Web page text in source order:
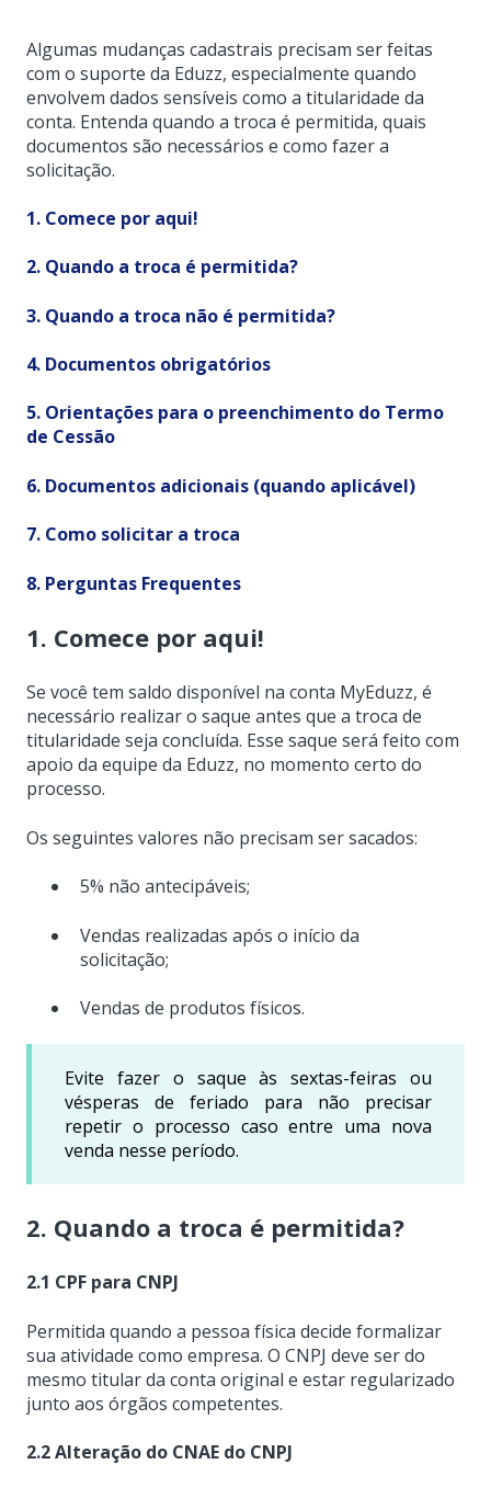
Algumas mudanças cadastrais precisam ser feitas
com o suporte da Eduzz, especialmente quando
envolvem dados sensíveis como a titularidade da
conta. Entenda quando a troca é permitida, quais
documentos são necessários e como fazer a
solicitação.
1. Comece por aqui!
2. Quando a troca é permitida?
3. Quando a troca não é permitida?
4. Documentos obrigatórios
5. Orientações para o preenchimento do Termo
de Cessão
6. Documentos adicionais (quando aplicável)
7. Como solicitar a troca
8. Perguntas Frequentes
1. Comece por aqui!
Se você tem saldo disponível na conta MyEduzz, é
necessário realizar o saque antes que a troca de
titularidade seja concluída. Esse saque será feito com
apoio da equipe da Eduzz, no momento certo do
processo.
Os seguintes valores não precisam ser sacados:
5% não antecipáveis;
Vendas realizadas após o início da
solicitação;
Vendas de produtos físicos.
Evite fazer o saque às sextas-feiras ou
vésperas de feriado para não precisar
repetir o processo caso entre uma nova
venda nesse período.
2. Quando a troca é permitida?
2.1 CPF para CNPJ
Permitida quando a pessoa física decide formalizar
sua atividade como empresa. O CNPJ deve ser do
mesmo titular da conta original e estar regularizado
junto aos órgãos competentes.
2.2 Alteração do CNAE do CNPJ